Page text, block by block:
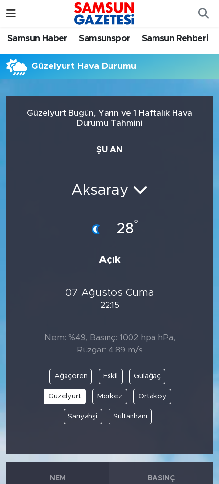
Samsun Haber Samsunspor Samsun Rehberi
Güzelyurt Hava Durumu
Güzelyurt Bugün, Yarın ve 1 Haftalık Hava
Durumu Tahmini
ŞU AN
Aksaray
28°
Açık
07 Ağustos Cuma
22:15
Nem: %49, Basınç: 1002 hpa hPa,
Rüzgar: 4.89 m/s
Ağaçören Eskil Gülağaç
Güzelyurt Merkez Ortaköy
Sarıyahşi Sultanhanı
NEM BASINÇ
Samsun Haber
Samsunspor
Resmi İlanlar
Samsun Nöbetçi Eczaneler
Samsun Hava Durumu
Samsun Trafik Yoğunluk Haritası
Son Dakika Haberleri